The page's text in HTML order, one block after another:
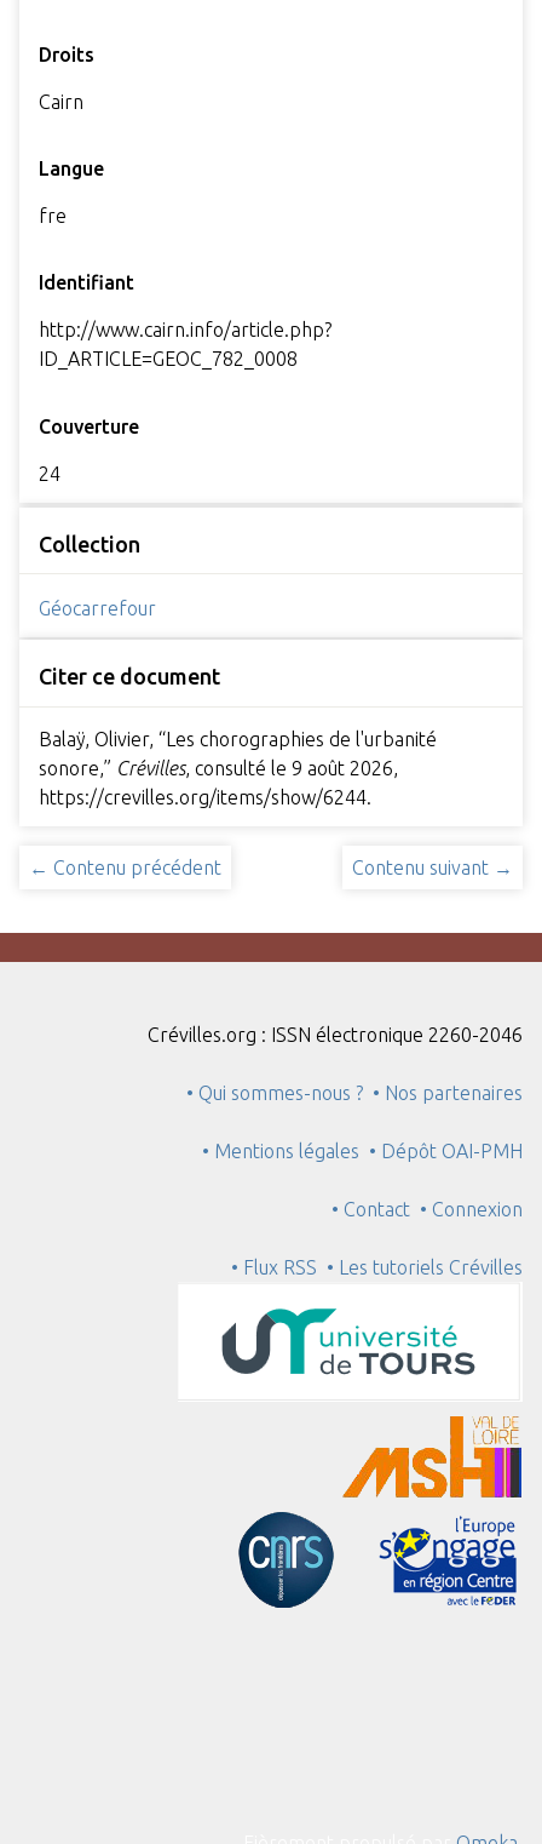
Droits
Cairn
Langue
fre
Identifiant
http://www.cairn.info/article.php?
ID_ARTICLE=GEOC_782_0008
Couverture
24
Collection
Géocarrefour
Citer ce document
Balaÿ, Olivier, “Les chorographies de l'urbanité
sonore,” Crévilles, consulté le 9 août 2026,
https://crevilles.org/items/show/6244.
← Contenu précédent Contenu suivant →
Crévilles.org : ISSN électronique 2260-2046
• Qui sommes-nous ? • Nos partenaires
• Mentions légales • Dépôt OAI-PMH
• Contact • Connexion
• Flux RSS • Les tutoriels Crévilles